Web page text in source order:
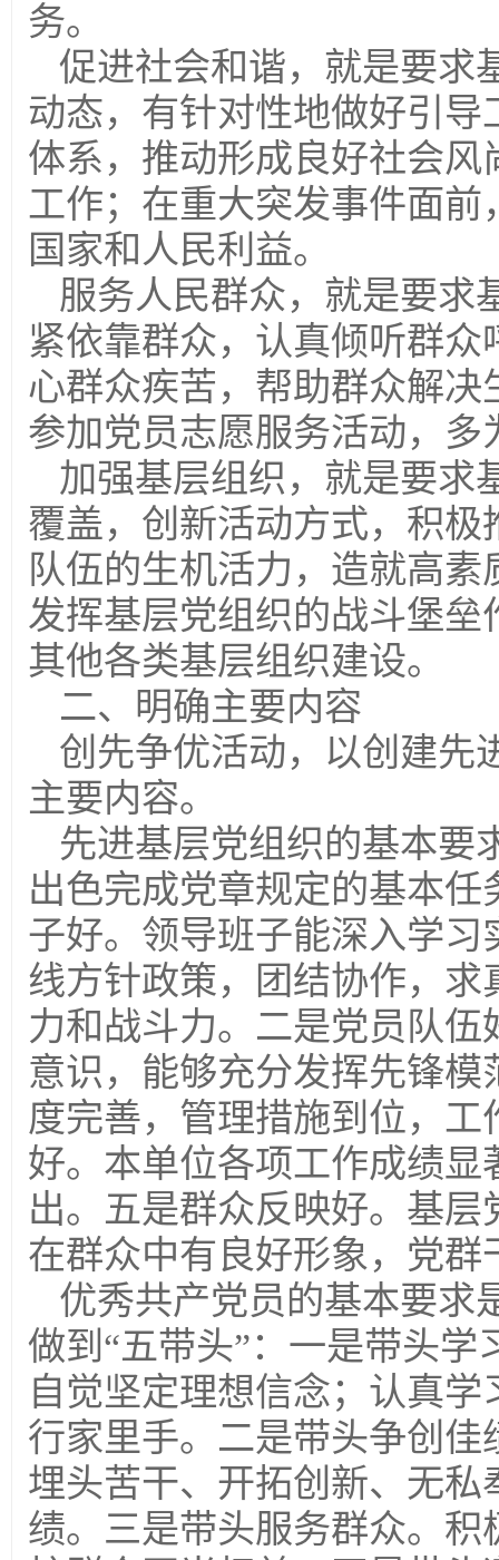
务。
促进社会和谐，就是要求
动态，有针对性地做好引
体系，推动形成良好社会
工作；在重大突发事件面
国家和人民利益。
服务人民群众，就是要求
紧依靠群众，认真倾听群
心群众疾苦，帮助群众解
参加党员志愿服务活动，
加强基层组织，就是要求
覆盖，创新活动方式，积
队伍的生机活力，造就高
发挥基层党组织的战斗堡
其他各类基层组织建设。
二、明确主要内容
创先争优活动，以创建先
主要内容。
先进基层党组织的基本要
出色完成党章规定的基本任
子好。领导班子能深入学
线方针政策，团结协作，
力和战斗力。二是党员队
意识，能够充分发挥先锋
度完善，管理措施到位，
好。本单位各项工作成绩
出。五是群众反映好。基
在群众中有良好形象，党群
优秀共产党员的基本要求
做到“五带头”：一是带头
自觉坚定理想信念；认真
行家里手。二是带头争创
埋头苦干、开拓创新、无
绩。三是带头服务群众。